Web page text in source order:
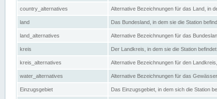
country_alternatives Alternative Bezeichnungen für das Land, in
land Das Bundesland, in dem sie die Station
land_alternatives Alternative Bezeichnungen für das
kreis Der Landkreis, in dem sie die Station befindet
kreis_alternatives Alternative Bezeichnungen für den
water_alternatives Alternative Bezeichnungen für das
Einzugsgebiet Das Einzugsgebiet, in dem sich die Station